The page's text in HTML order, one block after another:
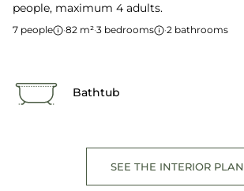
people, maximum 4 adults.
7 people ·82 m²·3 bedrooms ·2 bathrooms
Bathtub
SEE THE INTERIOR PLAN